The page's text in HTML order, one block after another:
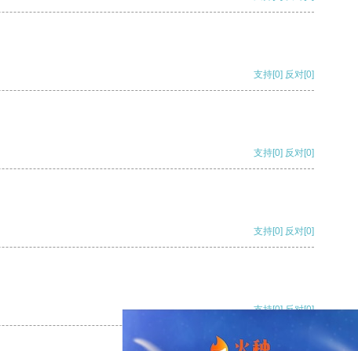
支持[0] 反对[0]
支持[0] 反对[0]
支持[0] 反对[0]
支持[0] 反对[0]